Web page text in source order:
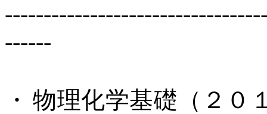
------
・ 物理化学基礎（２